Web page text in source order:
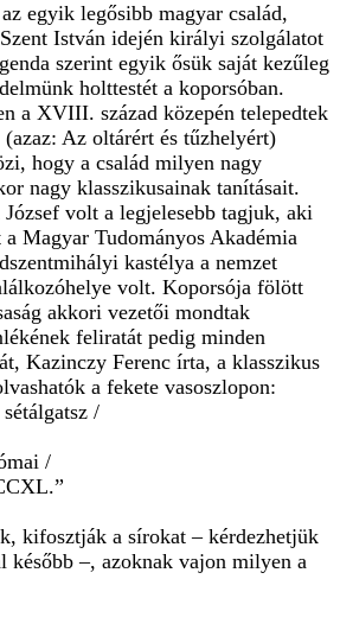
egyik legősibb magyar család,
István idején királyi szolgálatot
szerint egyik ősük saját kezűleg
holttestét a koporsóban.
a XVIII. század közepén telepedtek
Az oltárért és tűzhelyért)
hogy a család milyen nagy
nagy klasszikusainak tanításait.
volt a legjelesebb tagjuk, aki
Magyar Tudományos Akadémia
kastélya a nemzet
volt. Koporsója fölött
akkori vezetői mondtak
feliratát pedig minden
Kazinczy Ferenc írta, a klasszikus
a fekete vasoszlopon:
/
/
kifosztják a sírokat – kérdezhetjük
később –, azoknak vajon milyen a